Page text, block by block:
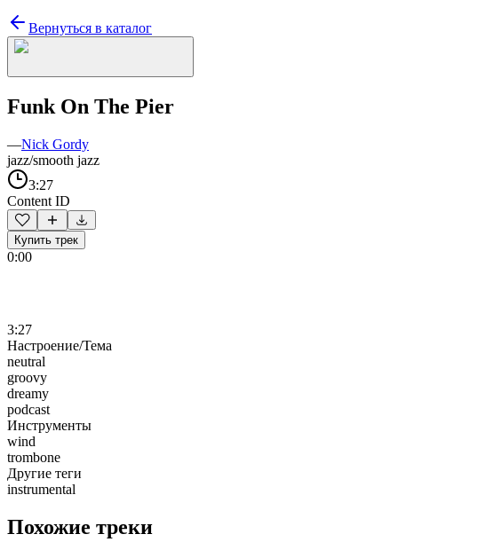
Вернуться в каталог
Funk On The Pier
—Nick Gordy
jazz/smooth jazz
3:27
Content ID
Купить трек
0:00
3:27
Настроение/Тема
neutral
groovy
dreamy
podcast
Инструменты
wind
trombone
Другие теги
instrumental
Похожие треки